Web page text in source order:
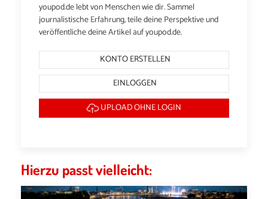
youpod.de lebt von Menschen wie dir. Sammel
journalistische Erfahrung, teile deine Perspektive und
veröffentliche deine Artikel auf youpod.de.
KONTO ERSTELLEN
EINLOGGEN
UPLOAD OHNE LOGIN
Hierzu passt vielleicht: